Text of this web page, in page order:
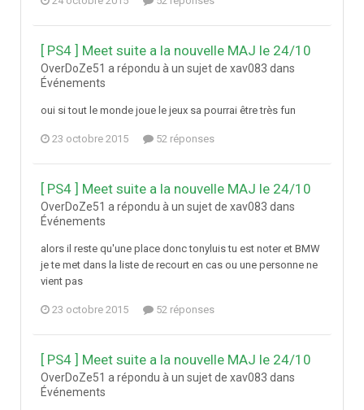
[ PS4 ] Meet suite a la nouvelle MAJ le 24/10
OverDoZe51 a répondu à un sujet de xav083 dans
Événements
oui si tout le monde joue le jeux sa pourrai être très fun
23 octobre 2015 52 réponses
[ PS4 ] Meet suite a la nouvelle MAJ le 24/10
OverDoZe51 a répondu à un sujet de xav083 dans
Événements
alors il reste qu'une place donc tonyluis tu est noter et BMW
je te met dans la liste de recourt en cas ou une personne ne
vient pas
23 octobre 2015 52 réponses
[ PS4 ] Meet suite a la nouvelle MAJ le 24/10
OverDoZe51 a répondu à un sujet de xav083 dans
Événements